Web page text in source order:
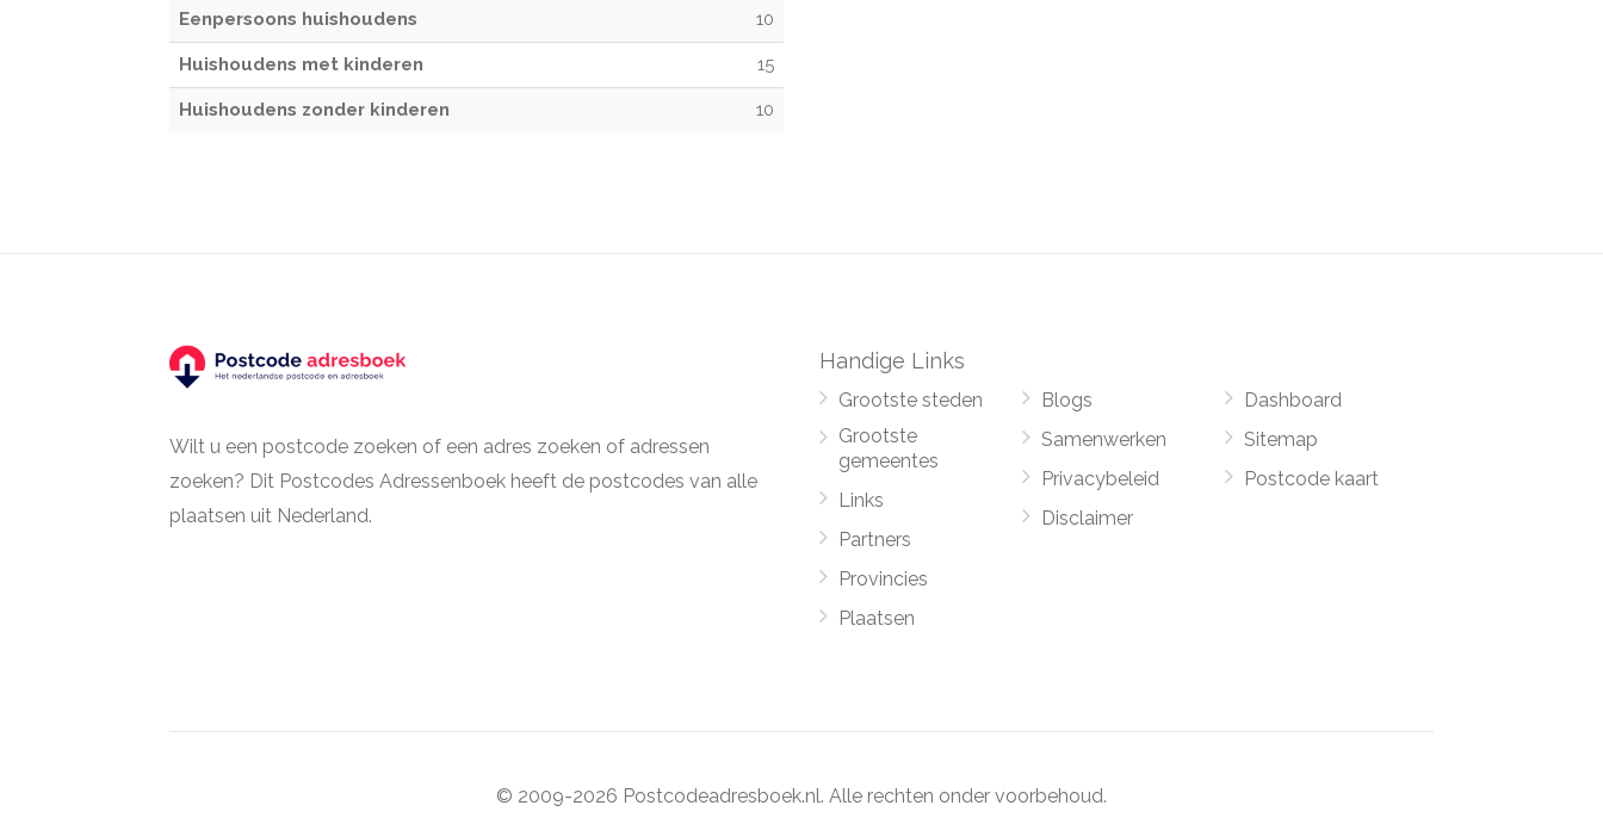
Eenpersoons huishoudens 10
Huishoudens met kinderen 15
Huishoudens zonder kinderen 10
Wilt u een postcode zoeken of een adres zoeken of adressen
zoeken? Dit Postcodes Adressenboek heeft de postcodes van alle
plaatsen uit Nederland.
Handige Links
Grootste steden
Grootste
gemeentes
Links
Partners
Provincies
Plaatsen
Blogs
Samenwerken
Privacybeleid
Disclaimer
Dashboard
Sitemap
Postcode kaart
© 2009-2026 Postcodeadresboek.nl. Alle rechten onder voorbehoud.